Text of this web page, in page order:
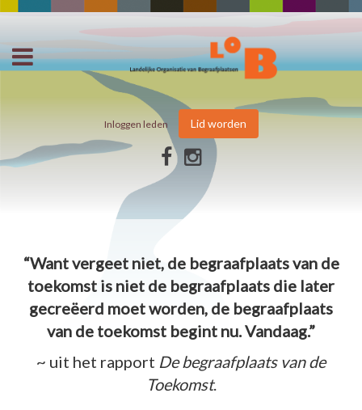
Inloggen leden Lid worden
“Want vergeet niet, de begraafplaats van de
toekomst is niet de begraafplaats die later
gecreëerd moet worden, de begraafplaats
van de toekomst begint nu. Vandaag.”
~ uit het rapport De begraafplaats van de
Toekomst.